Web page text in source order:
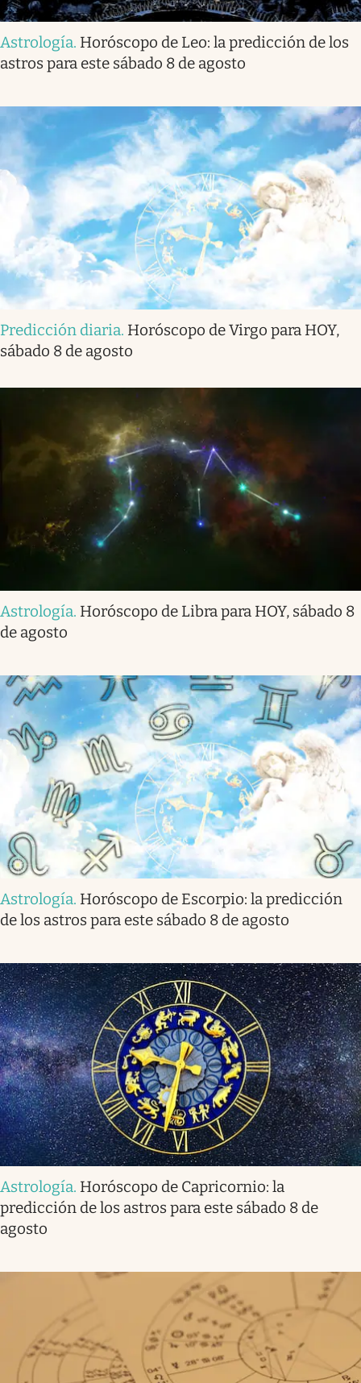
Astrología. Horóscopo de Leo: la predicción de los
astros para este sábado 8 de agosto
Predicción diaria. Horóscopo de Virgo para HOY,
sábado 8 de agosto
Astrología. Horóscopo de Libra para HOY, sábado 8
de agosto
Astrología. Horóscopo de Escorpio: la predicción
de los astros para este sábado 8 de agosto
Astrología. Horóscopo de Capricornio: la
predicción de los astros para este sábado 8 de
agosto